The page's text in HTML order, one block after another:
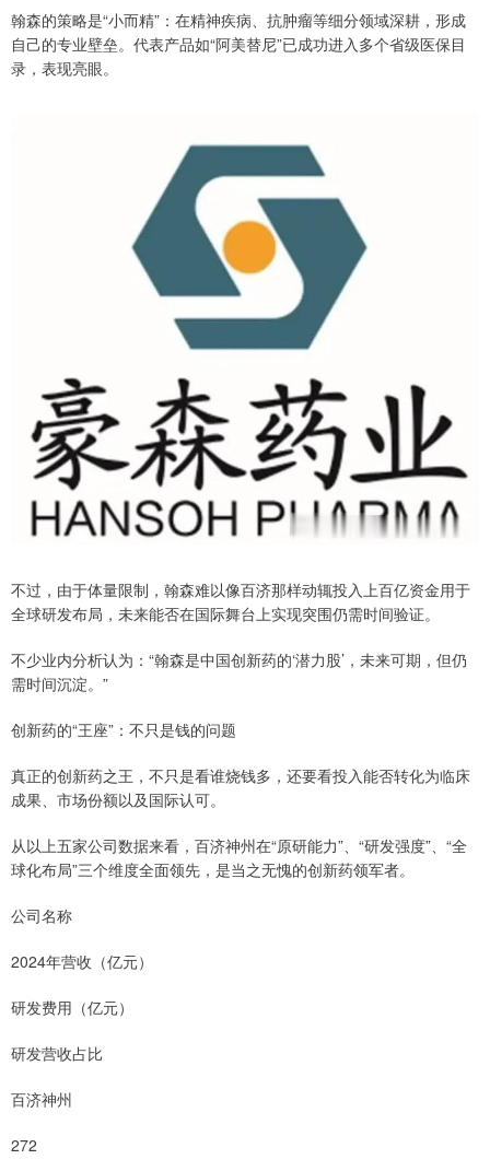
翰森的策略是“小而精”：在精神疾病、抗肿瘤等细分领域深耕，形成
自己的专业壁垒。代表产品如“阿美替尼”已成功进入多个省级医保目
录，表现亮眼。
不过，由于体量限制，翰森难以像百济那样动辄投入上百亿资金用于
全球研发布局，未来能否在国际舞台上实现突围仍需时间验证。
不少业内分析认为：“翰森是中国创新药的‘潜力股’，未来可期，但仍
需时间沉淀。”
创新药的“王座”：不只是钱的问题
真正的创新药之王，不只是看谁烧钱多，还要看投入能否转化为临床
成果、市场份额以及国际认可。
从以上五家公司数据来看，百济神州在“原研能力”、“研发强度”、“全
球化布局”三个维度全面领先，是当之无愧的创新药领军者。
公司名称
2024年营收（亿元）
研发费用（亿元）
研发营收占比
百济神州
272